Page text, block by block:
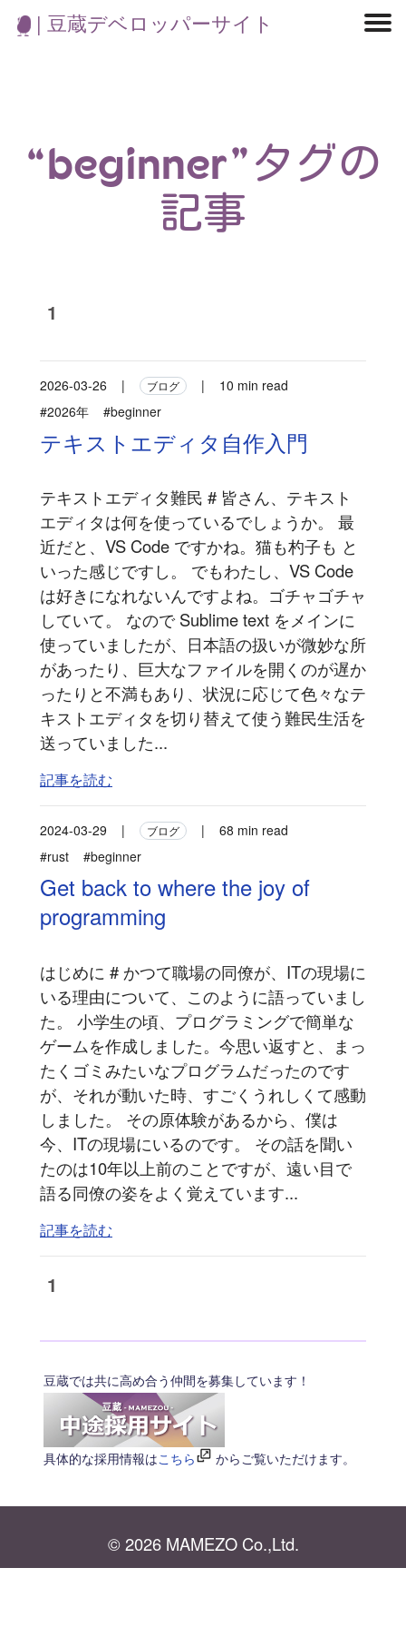
| 豆蔵デベロッパーサイト
“beginner”タグの
記事
1
2026-03-26 | ブログ |
10 min read
#2026年
#beginner
テキストエディタ自作入門
テキストエディタ難民 # 皆さん、テキスト
エディタは何を使っているでしょうか。 最
近だと、VS Code ですかね。猫も杓子も と
いった感じですし。 でもわたし、VS Code
は好きになれないんですよね。ゴチャゴチャ
していて。 なので Sublime text をメインに
使っていましたが、日本語の扱いが微妙な所
があったり、巨大なファイルを開くのが遅か
ったりと不満もあり、状況に応じて色々なテ
キストエディタを切り替えて使う難民生活を
送っていました...
記事を読む
2024-03-29 | ブログ |
68 min read
#rust
#beginner
Get back to where the joy of
programming
はじめに # かつて職場の同僚が、ITの現場に
いる理由について、このように語っていまし
た。 小学生の頃、プログラミングで簡単な
ゲームを作成しました。今思い返すと、まっ
たくゴミみたいなプログラムだったのです
が、それが動いた時、すごくうれしくて感動
しました。 その原体験があるから、僕は
今、ITの現場にいるのです。 その話を聞い
たのは10年以上前のことですが、遠い目で
語る同僚の姿をよく覚えています...
記事を読む
1
豆蔵では共に高め合う仲間を募集しています！
具体的な採用情報はこちら からご覧いただけます。
© 2026 MAMEZO Co.,Ltd.